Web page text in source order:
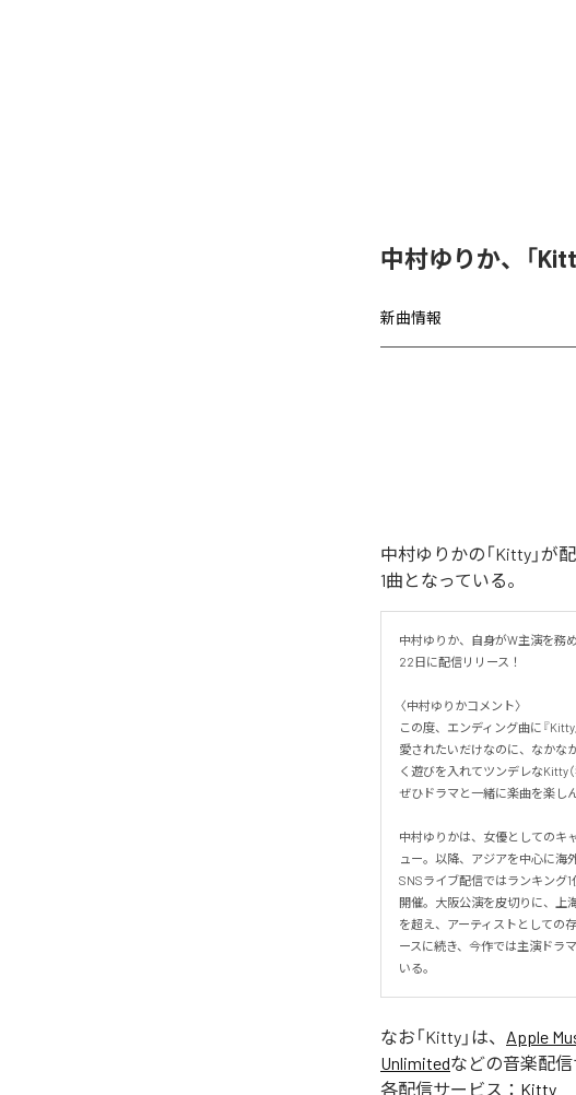
中村ゆりか、「
新曲情報
中村ゆりかの「Kitty」が
1曲となっている。
中村ゆりか、自身がW主演を務
22日に配信リリース！
〈中村ゆりかコメント〉
この度、エンディング曲に『
愛されたいだけなのに、なかな
く遊びを入れてツンデレなKitty
ぜひドラマと一緒に楽曲を楽し
中村ゆりかは、女優としてのキ
ュー。以降、アジアを中心に海
SNSライブ配信ではランキング
開催。大阪公演を皮切りに、上
を超え、アーティストとしての
ースに続き、今作では主演ドラ
いる。
なお「Kitty 」は、 Apple
Unlimitedなどの音楽配
各配信サービス： Kitty